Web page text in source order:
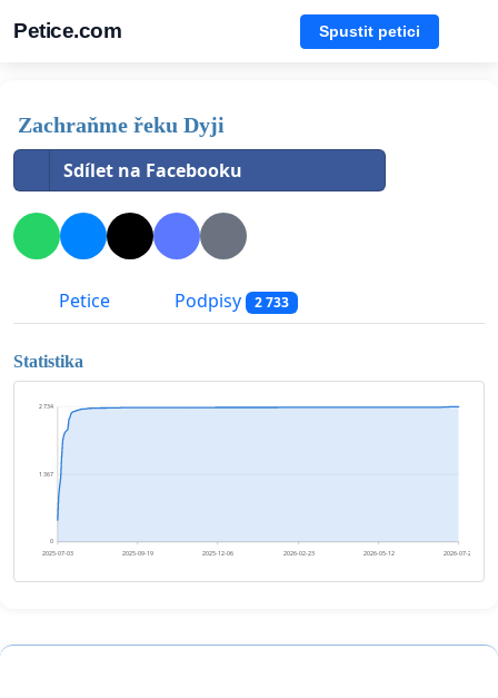
Petice.com Spustit petici
Zachraňme řeku Dyji
Sdílet na Facebooku
Petice Podpisy 2 733
Statistika
0
1 367
2 734
2025-07-03 2025-09-19 2025-12-06 2026-02-23 2026-05-12 2026-07-29